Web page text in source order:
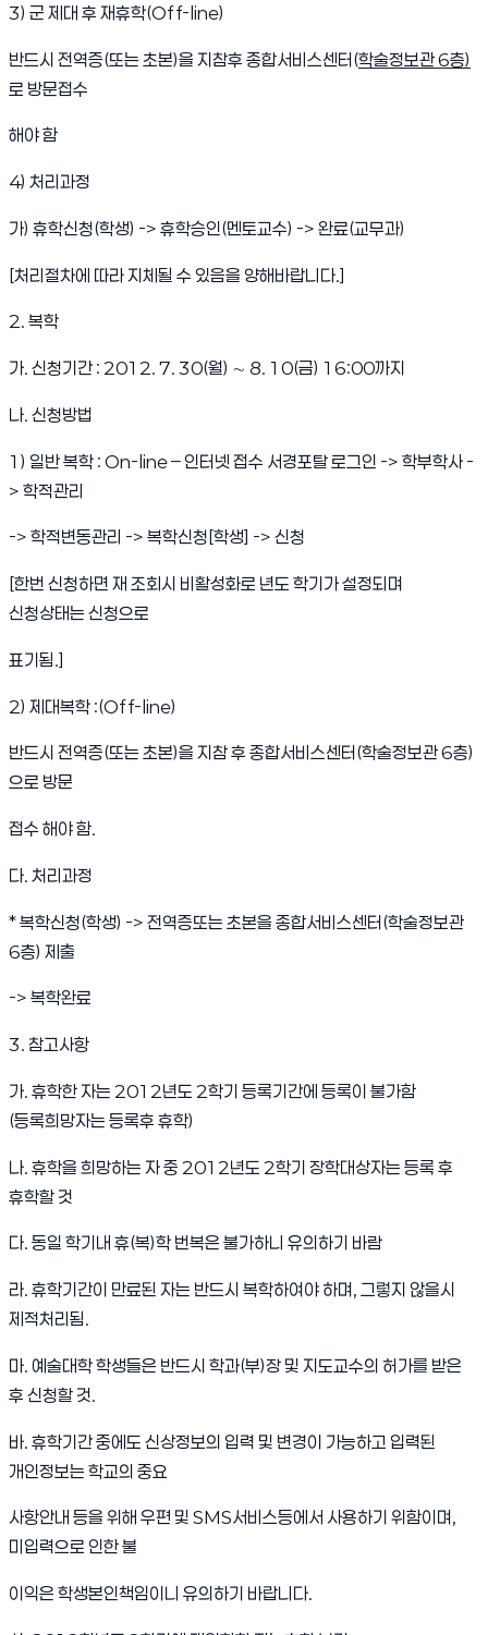
3) 군 제대 후 재휴학(Off-line)
반드시 전역증(또는 초본)을 지참후 종합서비스센터(학술정보관 6층)
로 방문접수
해야 함
4) 처리과정
가) 휴학신청(학생) -> 휴학승인(멘토교수) -> 완료(교무과)
[처리절차에 따라 지체될 수 있음을 양해바랍니다.]
2. 복학
가. 신청기간 : 2012. 7. 30(월) ∼ 8. 10(금) 16:00까지
나. 신청방법
1) 일반 복학 : On-line – 인터넷 접수 서경포탈 로그인 -> 학부학사 -
> 학적관리
-> 학적변동관리 -> 복학신청[학생] -> 신청
[한번 신청하면 재 조회시 비활성화로 년도 학기가 설정되며
신청상태는 신청으로
표기됨.]
2) 제대복학 :(Off-line)
반드시 전역증(또는 초본)을 지참 후 종합서비스센터(학술정보관 6층)
으로 방문
접수 해야 함.
다. 처리과정
* 복학신청(학생) -> 전역증또는 초본을 종합서비스센터(학술정보관
6층) 제출
-> 복학완료
3. 참고사항
가. 휴학한 자는 2012년도 2학기 등록기간에 등록이 불가함
(등록희망자는 등록후 휴학)
나. 휴학을 희망하는 자 중 2012년도 2학기 장학대상자는 등록 후
휴학할 것
다. 동일 학기내 휴(복)학 번복은 불가하니 유의하기 바람
라. 휴학기간이 만료된 자는 반드시 복학하여야 하며, 그렇지 않을시
제적처리됨.
마. 예술대학 학생들은 반드시 학과(부)장 및 지도교수의 허가를 받은
후 신청할 것.
바. 휴학기간 중에도 신상정보의 입력 및 변경이 가능하고 입력된
개인정보는 학교의 중요
사항안내 등을 위해 우편 및 SMS서비스등에서 사용하기 위함이며,
미입력으로 인한 불
이익은 학생본인책임이니 유의하기 바랍니다.